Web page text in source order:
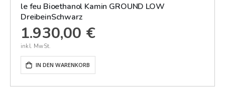
le feu Bioethanol Kamin GROUND LOW
DreibeinSchwarz
1.930,00 €
IN DEN WARENKORB